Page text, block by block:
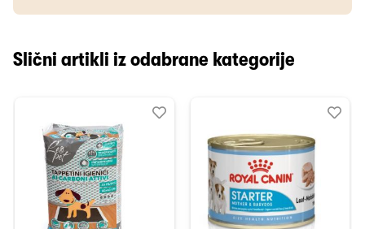
Slični artikli iz odabrane kategorije
Dodaj
Uporedi